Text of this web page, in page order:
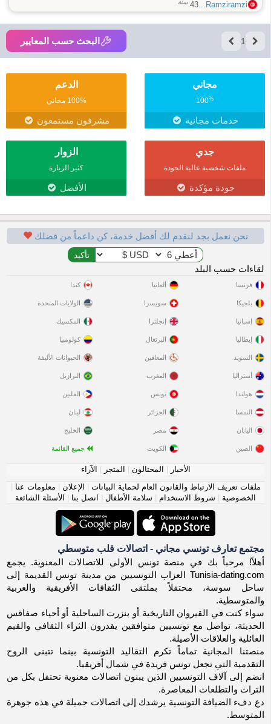
Ramziramzi...
43 سنة
1 البحث حسب المعايير
مجاني
100%
خدمات مجانية
الدعم
100% مجاني
مشرفون مستمعون
جدي
ملفات شخصية عالية الجودة
جودة مؤكدة
الزوار
كثير الزيارة
الأفضل
نحن نعمل بجد لنقدم لك أفضل خدمة، كن داعماً من فضلك
لقاءات حسب البلد
فرنسا
بلجيكا
إسبانيا
إيطاليا
السويد
ألمانيا
سويسرا
إنجلترا
البرتغال
المعاقين
كندا
الولايات المتحدة
المكسيك
كولومبيا
الحيوانات الأليفة
أستراليا
هولندا
النمسا
اليابان
الصين
المغرب
تونس
الجزائر
مصر
الكويت
البرازيل
الفلبين
لبنان
الخليج
جميع القائمة
الأخبار المحتالون المتجر
الآراء
ملفات تعريف الارتباط والقانون العام لحماية البيانات
الإعلان معلومات عنا
الخصوصية
شروط الاستخدام سلامة الأطفال اتصل بنا الأسئلة الشائعة
مجتمع تعارف تونسي مجاني - اتصالات قلب متوسطي
أهلاً! مرحباً بك في منصة تونس الأولى للاتصالات المعنوية. يجمع
Tunisia-dating.com العزاب التونسيين من مدينة تونس القديمة إلى
ساحل سوسة، محتفلاً بملتقى الثقافات الأفريقية والعربية
والمتوسطية.
سواء كنت في القيروان التاريخية أو بنزرت الساحلية أو أحياء صفاقس
الحديثة، تواصل مع تونسيين متوافقين يقدرون الثراء الثقافي والقيم
العائلية والعلاقات الأصيلة.
منصتنا المجانية تماماً تكرم التقاليد التونسية بينما تتبنى الروح
التقدمية التي تجعل تونس فريدة في شمال أفريقيا.
انضم إلى آلاف التونسيين الذين يبنون اتصالات معنوية تحتفل بكل من
التراث والتطلعات المعاصرة.
دع دفء الضيافة التونسية يرشدك إلى اتصالات جميلة في هذه جوهرة
المتوسط.